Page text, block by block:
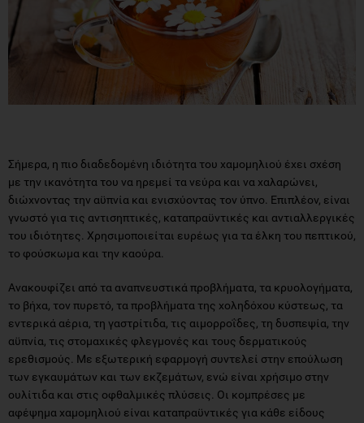
Σήμερα, η πιο διαδεδομένη ιδιότητα του χαμομηλιού έχει σχέση
με την ικανότητα του να ηρεμεί τα νεύρα και να χαλαρώνει,
διώχνοντας την αϋπνία και ενισχύοντας τον ύπνο. Επιπλέον, είναι
γνωστό για τις αντισηπτικές, καταπραϋντικές και αντιαλλεργικές
του ιδιότητες. Χρησιμοποιείται ευρέως για τα έλκη του πεπτικού,
το φούσκωμα και την καούρα.
Ανακουφίζει από τα αναπνευστικά προβλήματα, τα κρυολογήματα,
το βήχα, τον πυρετό, τα προβλήματα της χοληδόχου κύστεως, τα
εντερικά αέρια, τη γαστρίτιδα, τις αιμορροΐδες, τη δυσπεψία, την
αϋπνία, τις στομαχικές φλεγμονές και τους δερματικούς
ερεθισμούς. Με εξωτερική εφαρμογή συντελεί στην επούλωση
των εγκαυμάτων και των εκζεμάτων, ενώ είναι χρήσιμο στην
ουλίτιδα και στις οφθαλμικές πλύσεις. Οι κομπρέσες με
αφέψημα χαμομηλιού είναι καταπραϋντικές για κάθε είδους